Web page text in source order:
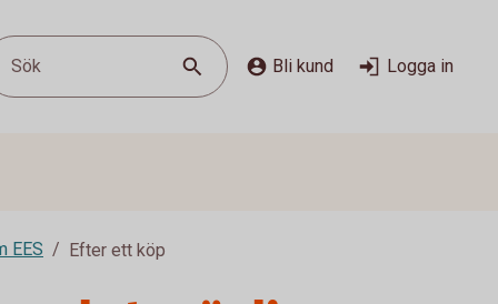
Sök Bli kund Logga in
EES Efter ett köp